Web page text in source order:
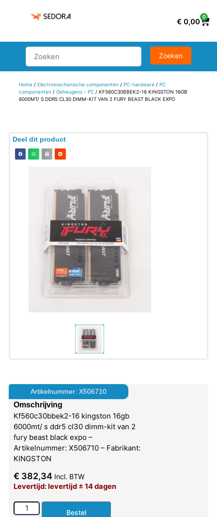
€ 0,00
0
Home/ Electromechanische componenten / PC-hardware/ PC
componenten / Geheugens - PC/ KF560C30BBEK2-16 KINGSTON 16GB
6000MT/ S DDR5 CL30 DIMM-KIT VAN 2 FURY BEAST BLACK EXPO
Deel dit product
Artikelnummer: X506710
Omschrijving
Kf560c30bbek2-16 kingston 16gb
6000mt/ s ddr5 cl30 dimm-kit van 2
fury beast black expo –
Artikelnummer: X506710 – Fabrikant:
KINGSTON
€ 382,34 Incl. BTW
Levertijd: levertijd ± 14 dagen
Bestel